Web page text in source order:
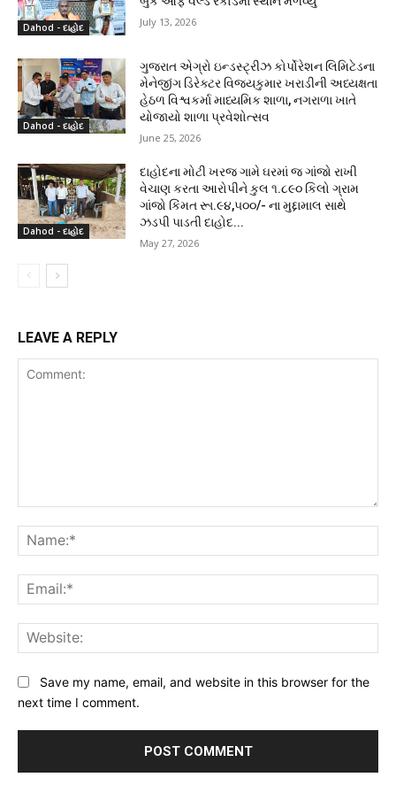
Dahod - દાહોદ July 13, 2026
Dahod - દાહોદ
ગુજરાત એગ્રો ઇન્ડસ્ટ્રીઝ કોર્પોરેશન લિમિટેડના
મેનેજીંગ ડિરેક્ટર વિજયકુમાર ખરાડીની અધ્યક્ષતા
હેઠળ વિશ્વકર્મા માધ્યમિક શાળા, નગરાળા ખાતે
યોજાયો શાળા પ્રવેશોત્સવ
June 25, 2026
Dahod - દાહોદ
દાહોદના મોટી ખરજ ગામે ઘરમાં જ ગાંજો રાખી
વેચાણ કરતા આરોપીને કુલ ૧.૮૯૦ કિલો ગ્રામ
ગાંજો કિંમત રૂા.૯૪,૫૦૦/- ના મુદ્દામાલ સાથે
ઝડપી પાડતી દાહોદ...
May 27, 2026
LEAVE A REPLY
Save my name, email, and website in this browser for the
next time I comment.